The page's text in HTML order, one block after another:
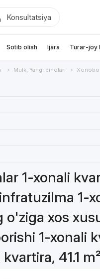
Konsultatsiya
Sotib olish Ijara Turar-joy
Mulk, Yangi binolar
1-xonali
1-
xos
1-xonali
41.1 m²